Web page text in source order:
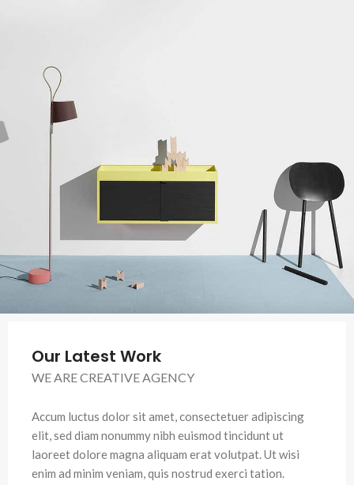
Our Latest Work
WE ARE CREATIVE AGENCY
Accum luctus dolor sit amet, consectetuer adipiscing
elit, sed diam nonummy nibh euismod tincidunt ut
laoreet dolore magna aliquam erat volutpat. Ut wisi
enim ad minim veniam, quis nostrud exerci tation.